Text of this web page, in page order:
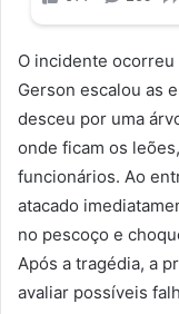
O incidente
Gerson escalou as
desceu por uma
onde ficam os
funcionários. Ao
atacado
no pescoço e
Após a tragédia, a
avaliar possíveis